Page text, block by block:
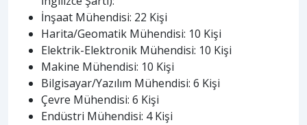
İnşaat Mühendisi: 22 Kişi
Harita/Geomatik Mühendisi: 10 Kişi
Elektrik-Elektronik Mühendisi: 10 Kişi
Makine Mühendisi: 10 Kişi
Bilgisayar/Yazılım Mühendisi: 6 Kişi
Çevre Mühendisi: 6 Kişi
Endüstri Mühendisi: 4 Kişi